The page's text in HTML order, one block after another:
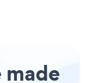
made